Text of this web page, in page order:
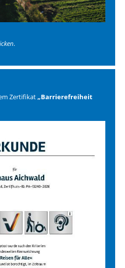
Zertifikat„Barrierefreiheit